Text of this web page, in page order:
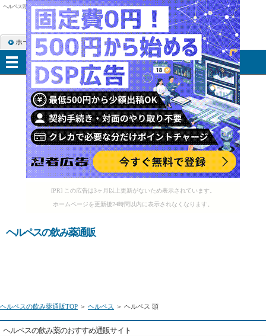
[PR] この広告は3ヶ月以上更新がないため表示されています。
ホームページを更新後24時間以内に表示されなくなります。
ヘルペス 頭
ヘルペスの飲み薬通販
ヘルペスの飲み薬通販TOP ＞ ヘルペス ＞ ヘルペス 頭
ヘルペスの飲み薬のおすすめ通販サイト
ホーム RSS購読 サイトマップ
メニュー